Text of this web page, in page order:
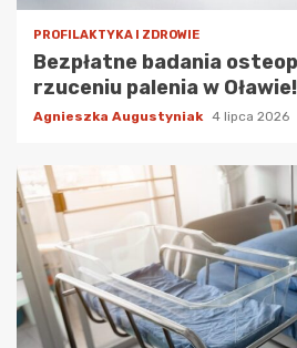
PROFILAKTYKA I ZDROWIE
Bezpłatne badania
rzuceniu palenia w Oławie!
Agnieszka Augustyniak 4 lipca 2026